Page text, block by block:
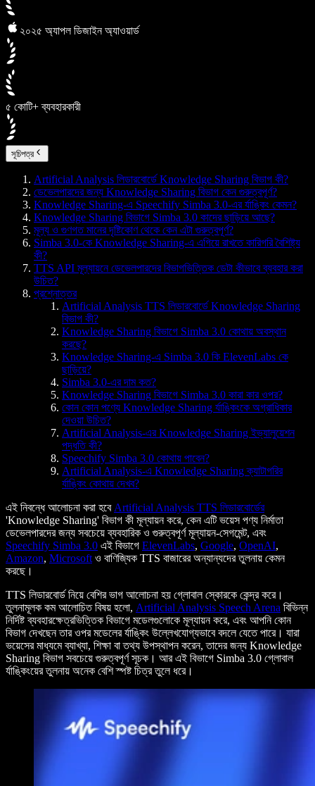
২০২৫ অ্যাপল ডিজাইন অ্যাওয়ার্ড
৫ কোটি+ ব্যবহারকারী
সূচিপত্র
Artificial Analysis লিডারবোর্ডে Knowledge Sharing বিভাগ কী?
ডেভেলপারদের জন্য Knowledge Sharing বিভাগ কেন গুরুত্বপূর্ণ?
Knowledge Sharing-এ Speechify Simba 3.0-এর র্যাঙ্কিং কেমন?
Knowledge Sharing বিভাগে Simba 3.0 কাদের ছাড়িয়ে আছে?
মূল্য ও গুণগত মানের দৃষ্টিকোণ থেকে কেন এটা গুরুত্বপূর্ণ?
Simba 3.0-কে Knowledge Sharing-এ এগিয়ে রাখতে কারিগরি বৈশিষ্ট্য
কী?
TTS API মূল্যায়নে ডেভেলপারদের বিভাগভিত্তিক ডেটা কীভাবে ব্যবহার করা
উচিত?
প্রশ্নোত্তর
Artificial Analysis TTS লিডারবোর্ডে Knowledge Sharing
বিভাগ কী?
Knowledge Sharing বিভাগে Simba 3.0 কোথায় অবস্থান
করছে?
Knowledge Sharing-এ Simba 3.0 কি ElevenLabs কে
ছাড়িয়ে?
Simba 3.0-এর দাম কত?
Knowledge Sharing বিভাগে Simba 3.0 কারা কার ওপর?
কোন কোন পণ্যে Knowledge Sharing র্যাঙ্কিংকে অগ্রাধিকার
দেওয়া উচিত?
Artificial Analysis-এর Knowledge Sharing ইভ্যালুয়েশন
পদ্ধতি কী?
Speechify Simba 3.0 কোথায় পাবেন?
Artificial Analysis-এ Knowledge Sharing ক্যাটাগরির
র্যাঙ্কিং কোথায় দেখব?
এই নিবন্ধে আলোচনা করা হবে Artificial Analysis TTS লিডারবোর্ডের
'Knowledge Sharing' বিভাগ কী মূল্যায়ন করে, কেন এটি ভয়েস পণ্য নির্মাতা
ডেভেলপারদের জন্য সবচেয়ে ব্যবহারিক ও গুরুত্বপূর্ণ মূল্যায়ন-সেগমেন্ট, এবং
Speechify Simba 3.0 এই বিভাগে ElevenLabs, Google, OpenAI,
Amazon, Microsoft ও বাণিজ্যিক TTS বাজারের অন্যান্যদের তুলনায় কেমন
করছে।
TTS লিডারবোর্ড নিয়ে বেশির ভাগ আলোচনা হয় গ্লোবাল স্কোরকে কেন্দ্র করে।
তুলনামূলক কম আলোচিত বিষয় হলো, Artificial Analysis Speech Arena বিভিন্ন
নির্দিষ্ট ব্যবহারক্ষেত্রভিত্তিক বিভাগে মডেলগুলোকে মূল্যায়ন করে, এবং আপনি কোন
বিভাগ দেখছেন তার ওপর মডেলের র্যাঙ্কিং উল্লেখযোগ্যভাবে বদলে যেতে পারে। যারা
ভয়েসের মাধ্যমে ব্যাখ্যা, শিক্ষা বা তথ্য উপস্থাপন করেন, তাদের জন্য Knowledge
Sharing বিভাগ সবচেয়ে গুরুত্বপূর্ণ সূচক। আর এই বিভাগে Simba 3.0 গ্লোবাল
র্যাঙ্কিংয়ের তুলনায় অনেক বেশি স্পষ্ট চিত্র তুলে ধরে।